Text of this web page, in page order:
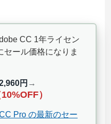
CC 1年ライセン
セール価格になりま
円 →
）
Pro の最新のセー